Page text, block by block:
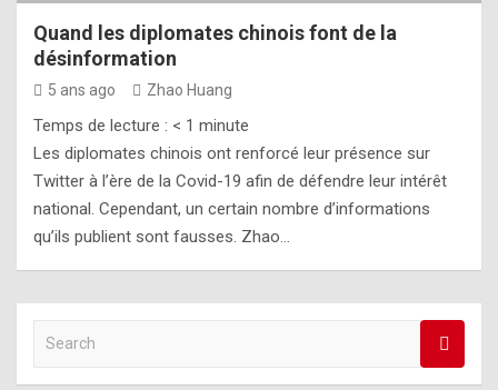
Quand les diplomates chinois font de la
désinformation
5 ans ago Zhao Huang
Temps de lecture : < 1 minute
Les diplomates chinois ont renforcé leur présence sur
Twitter à l’ère de la Covid-19 afin de défendre leur intérêt
national. Cependant, un certain nombre d’informations
qu’ils publient sont fausses. Zhao…